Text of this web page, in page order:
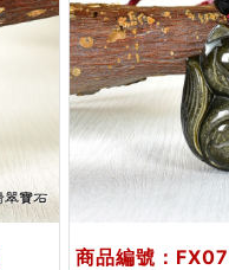
商品編號：